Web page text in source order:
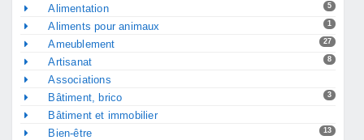
5
Alimentation
1
Aliments pour animaux
27
Ameublement
8
Artisanat
Associations
3
Bâtiment, brico
Bâtiment et immobilier
13
Bien-être